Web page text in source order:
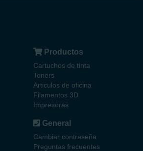
Productos
Cartuchos de tinta
Toners
Articulos de oficina
Filamentos 3D
Impresoras
General
Cambiar contraseña
Preguntas frecuentes